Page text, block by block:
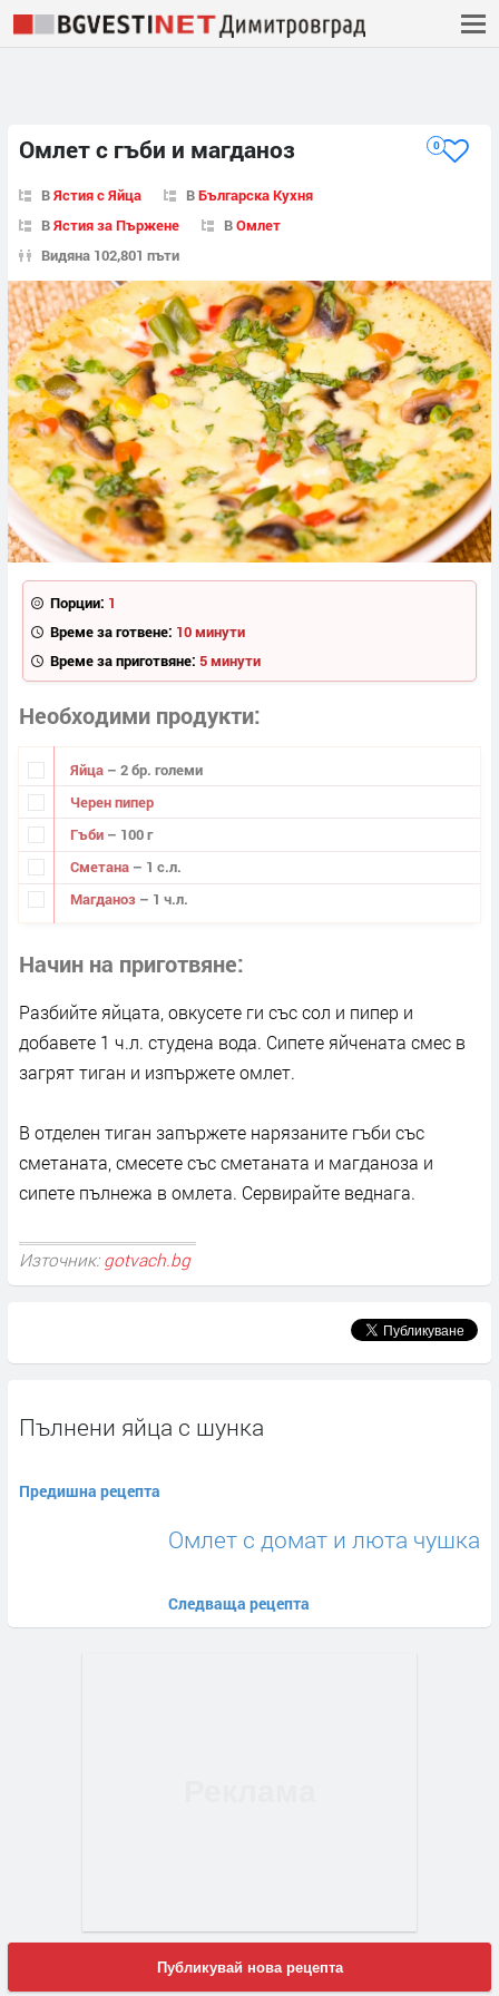
Омлет с гъби и магданоз 0
ВЯстия с Яйца ВБългарска Кухня
ВЯстия за Пържене ВОмлет
Видяна 102,801 пъти
Порции: 1
Време за готвене: 10 минути
Време за приготвяне: 5 минути
Необходими продукти
Яйца – 2 бр. големи
Черен пипер
Гъби – 100 г
Сметана – 1 с.л.
Магданоз – 1 ч.л.
Начин на приготвяне
Разбийте яйцата, овкусете ги със сол и пипер и
добавете 1 ч.л. студена вода. Сипете яйчената смес в
загрят тиган и изпържете омлет.
В отделен тиган запържете нарязаните гъби със
сметаната, смесете със сметаната и магданоза и
сипете пълнежа в омлета. Сервирайте веднага.
Източник: gotvach.bg
Пълнени яйца с шунка
Предишна рецепта
Омлет с домат и люта чушка
Следваща рецепта
Публикувай нова рецепта